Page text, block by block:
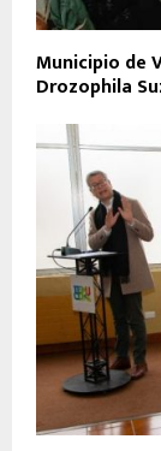
Municipio de
Drozophila